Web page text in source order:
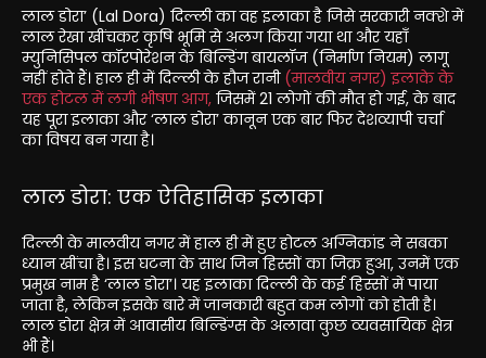
लाल डोरा’ (Lal Dora) दिल्ली का वह इलाका है जिसे सरकारी नक्शे में
लाल रेखा खींचकर कृषि भूमि से अलग किया गया था और यहाँ
म्युनिसिपल कॉरपोरेशन के बिल्डिंग बायलॉज (निर्माण नियम) लागू
नहीं होते हैं। हाल ही में दिल्ली के हौज रानी (मालवीय नगर) इलाके के
एक होटल में लगी भीषण आग, जिसमें 21 लोगों की मौत हो गई, के बाद
यह पूरा इलाका और ‘लाल डोरा’ कानून एक बार फिर देशव्यापी चर्चा
का विषय बन गया है।
लाल डोरा: एक ऐतिहासिक इलाका
दिल्ली के मालवीय नगर में हाल ही में हुए होटल अग्निकांड ने सबका
ध्यान खींचा है। इस घटना के साथ जिन हिस्सों का जिक्र हुआ, उनमें एक
प्रमुख नाम है ‘लाल डोरा’। यह इलाका दिल्ली के कई हिस्सों में पाया
जाता है, लेकिन इसके बारे में जानकारी बहुत कम लोगों को होती है।
लाल डोरा क्षेत्र में आवासीय बिल्डिंग्स के अलावा कुछ व्यवसायिक क्षेत्र
भी हैं।